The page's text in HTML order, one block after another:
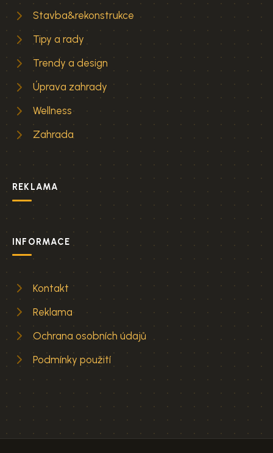
Stavba&rekonstrukce
Tipy a rady
Trendy a design
Úprava zahrady
Wellness
Zahrada
REKLAMA
INFORMACE
Kontakt
Reklama
Ochrana osobních údajů
Podmínky použití